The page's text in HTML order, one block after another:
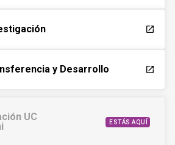
launch
y Desarrollo launch
UC
ESTÁS AQUÍ